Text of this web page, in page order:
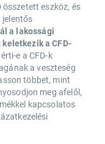
összetett eszköz, és
a lakossági
a CFD-
e a CFD-k
a veszteség
többet, mint
meg afelől,
kapcsolatos